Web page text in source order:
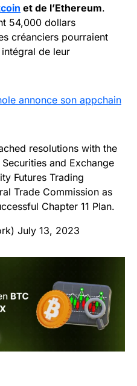
et de l’Ethereum.
54,000 dollars
créanciers pourraient
de leur
annonce son appchain
resolutions with the
and Exchange
Futures Trading
Trade Commission as
Chapter 11 Plan.
July 13, 2023